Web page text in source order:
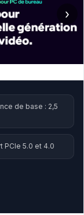
›
de base : 2,5
PCIe 5.0 et 4.0